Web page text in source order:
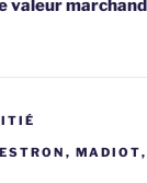
valeur
, MADIOT,